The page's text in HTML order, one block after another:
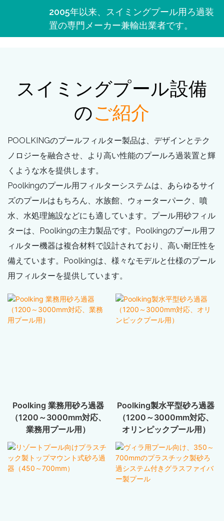
2005年以来、スイミングプール用ろ過装
置の専門メーカー兼輸出業者です。
スイミングプール設備
のご紹介
POOLKINGのプールフィルター製品は、デザインとテク
ノロジーを融合させ、より高い性能のプールろ過装置と輝
くような水を提供します。
Poolkingのプール用フィルターシステムは、あらゆるサイ
ズのプールはもちろん、水族館、ウォーターパーク、噴
水、水処理施設などにも適しています。プール用砂フィル
ターは、Poolkingの主力製品です。Poolkingのプール用フ
ィルター機器は複合材料で設計されており、高い耐圧性を
備えています。Poolkingは、様々なモデルと仕様のプール
用フィルターを提供しています。
Poolking 業務用砂ろ過器
（1200～3000mm対応、
業務用プール用）
Poolking製水平型砂ろ過器
（1200～3000mm対応、
オリンピックプール用）